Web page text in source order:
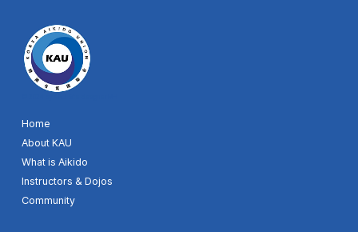
Home
About KAU
What is Aikido
Instructors & Dojos
Community